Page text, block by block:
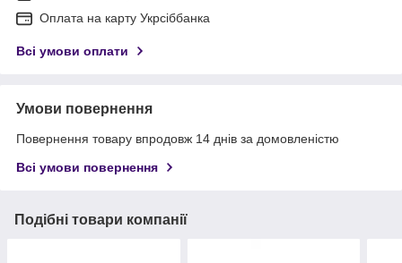
Оплата на карту Укрсіббанка
Всі умови оплати
Умови повернення
Повернення товару впродовж 14 днів за домовленістю
Всі умови повернення
Подібні товари компанії